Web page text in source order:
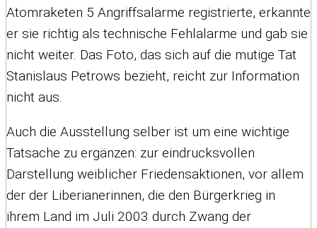
Atomraketen 5 Angriffsalarme registrierte, erkannte
er sie richtig als technische Fehlalarme und gab sie
nicht weiter. Das Foto, das sich auf die mutige Tat
Stanislaus Petrows bezieht, reicht zur Information
nicht aus.
Auch die Ausstellung selber ist um eine wichtige
Tatsache zu ergänzen: zur eindrucksvollen
Darstellung weiblicher Friedensaktionen, vor allem
der der Liberianerinnen, die den Bürgerkrieg in
ihrem Land im Juli 2003 durch Zwang der